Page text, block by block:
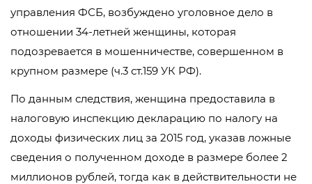
управления ФСБ, возбуждено уголовное дело в
отношении 34-летней женщины, которая
подозревается в мошенничестве, совершенном в
крупном размере (ч.3 ст.159 УК РФ).
По данным следствия, женщина предоставила в
налоговую инспекцию декларацию по налогу на
доходы физических лиц за 2015 год, указав ложные
сведения о полученном доходе в размере более 2
миллионов рублей, тогда как в действительности не